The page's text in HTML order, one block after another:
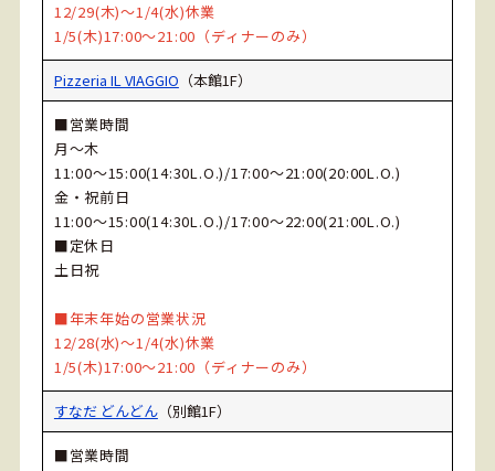
12/29(木)～1/4(水)休業
1/5(木)17:00～21:00（ディナーのみ）
Pizzeria IL VIAGGIO （本館1F）
■営業時間
月～木
11:00～15:00(14:30L.O.)/17:00～21:00(20:00L.O.)
金・祝前日
11:00～15:00(14:30L.O.)/17:00～22:00(21:00L.O.)
■定休日
土日祝
■年末年始の営業状況
12/28(水)～1/4(水)休業
1/5(木)17:00～21:00（ディナーのみ）
すなだ どんどん（別館1F）
■営業時間